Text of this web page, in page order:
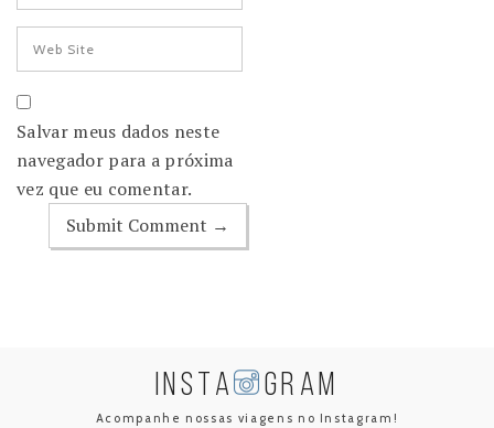
Salvar meus dados neste
navegador para a próxima
vez que eu comentar.
INSTA GRAM
Acompanhe nossas viagens no Instagram!